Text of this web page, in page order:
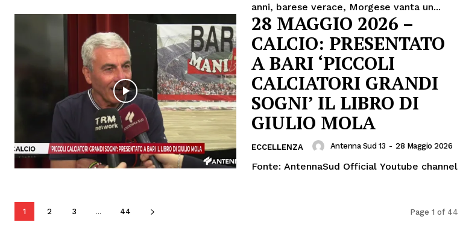
anni, barese verace, Morgese vanta un...
28 MAGGIO 2026 –
CALCIO: PRESENTATO
A BARI ‘PICCOLI
CALCIATORI GRANDI
SOGNI’ IL LIBRO DI
GIULIO MOLA
ECCELLENZA Antenna Sud 13 - 28 Maggio 2026
Fonte: AntennaSud Official Youtube channel
1 2 3 ... 44 Page 1 of 44